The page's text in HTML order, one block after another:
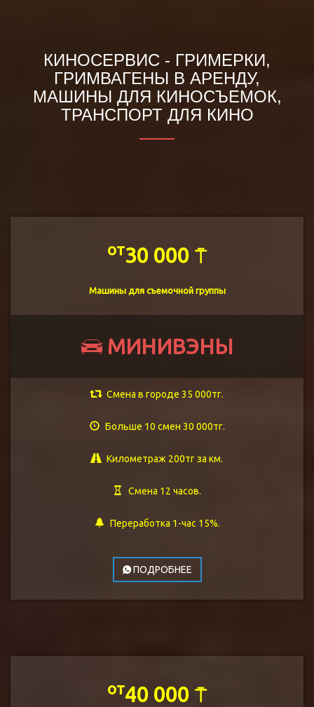
КИНОСЕРВИС - ГРИМЕРКИ,
ГРИМВАГЕНЫ В АРЕНДУ,
МАШИНЫ ДЛЯ КИНОCЪЕМОК,
ТРАНСПОРТ ДЛЯ КИНО
от30 000 ⍑
Машины для съемочной группы
МИНИВЭНЫ
Смена в городе 35 000тг.
Больше 10 смен 30 000тг.
Километраж 200тг за км.
Смена 12 часов.
Переработка 1-час 15%.
ПОДРОБНЕЕ
от40 000 ⍑